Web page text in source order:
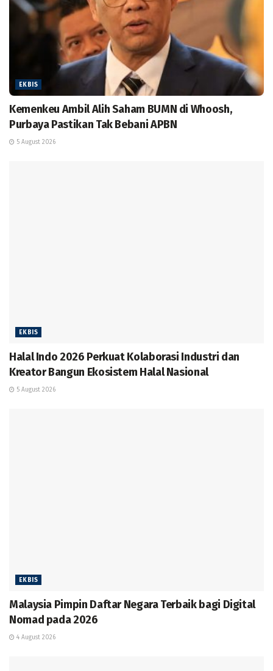
EKBIS
Kemenkeu Ambil Alih Saham BUMN di Whoosh,
Purbaya Pastikan Tak Bebani APBN
5 August 2026
EKBIS
Halal Indo 2026 Perkuat Kolaborasi Industri dan
Kreator Bangun Ekosistem Halal Nasional
5 August 2026
EKBIS
Malaysia Pimpin Daftar Negara Terbaik bagi Digital
Nomad pada 2026
4 August 2026